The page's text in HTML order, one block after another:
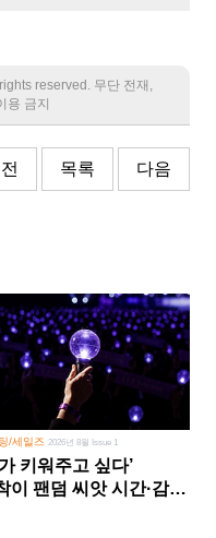
reserved. 무단 전재,
용 금지
목록 다음
/세일즈 2026년 8월 Issue 1
키워주고 싶다’
이 팬덤 씨앗 시간·감정